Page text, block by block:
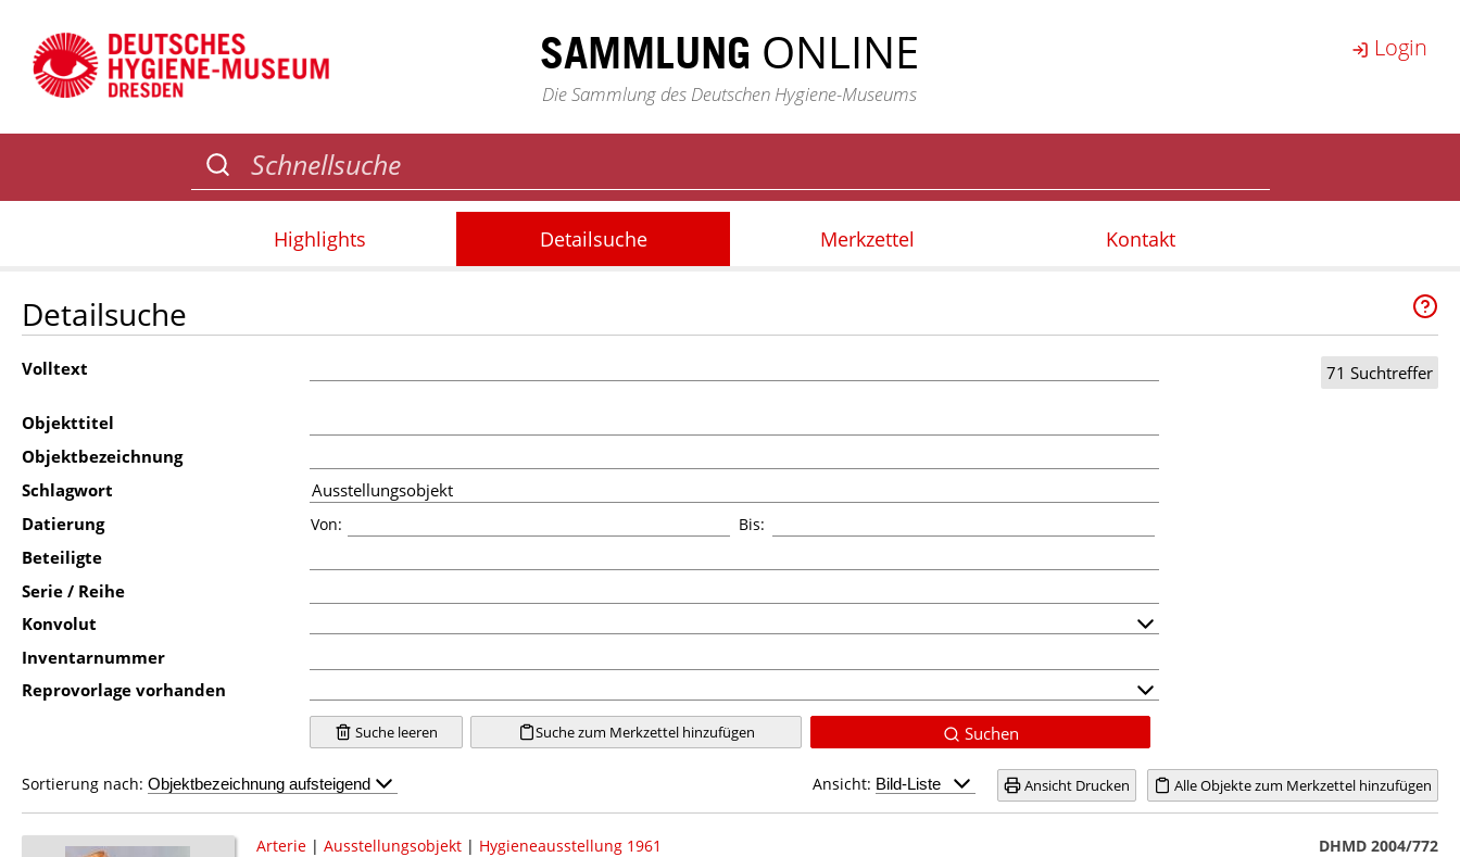
SAMMLUNG ONLINE
Die Sammlung des Deutschen Hygiene-Museums
Login
Highlights Detailsuche Merkzettel Kontakt
Detailsuche
71 Suchtreffer
Volltext
Objekttitel
Objektbezeichnung
Schlagwort
Datierung
Von: Bis:
Beteiligte
Serie / Reihe
Konvolut
Inventarnummer
Reprovorlage vorhanden
Suche leeren Suche zum Merkzettel hinzufügen Suchen
Alle Objekte zum Merkzettel hinzufügen
Ansicht Drucken
Ansicht:
Sortierung nach:
Arterie| Ausstellungsobjekt| Hygieneausstellung 1961
DHMD 2004/772